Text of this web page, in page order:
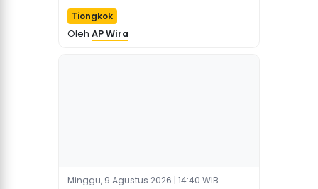
Mancanegara dengan
Pengalaman Budaya yang
Mendalam
Tiongkok
Oleh AP Wira
Minggu, 9 Agustus 2026 | 14:40 WIB